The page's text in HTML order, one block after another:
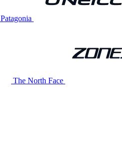
Patagonia
The North Face